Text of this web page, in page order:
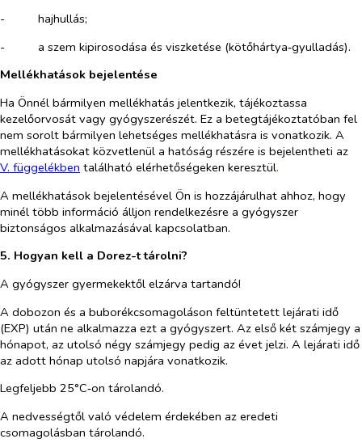
-​
hajhullás;
-​
a szem kipirosodása és viszketése (kötőhártya‑gyulladás).
Mellékhatások bejelentése
Ha Önnél bármilyen mellékhatás jelentkezik, tájékoztassa
kezelőorvosát vagy gyógyszerészét. Ez a betegtájékoztatóban fel
nem sorolt bármilyen lehetséges mellékhatásra is vonatkozik. A
mellékhatásokat közvetlenül a hatóság részére is bejelentheti az
V. függelékben található elérhetőségeken keresztül.
A mellékhatások bejelentésével Ön is hozzájárulhat ahhoz, hogy
minél több információ álljon rendelkezésre a gyógyszer
biztonságos alkalmazásával kapcsolatban.
5. Hogyan kell a Dorez-t tárolni?
A gyógyszer gyermekektől elzárva tartandó!
A dobozon és a buborékcsomagoláson feltüntetett lejárati idő
(EXP) után ne alkalmazza ezt a gyógyszert. Az első két számjegy a
hónapot, az utolsó négy számjegy pedig az évet jelzi. A lejárati idő
az adott hónap utolsó napjára vonatkozik.
Legfeljebb 25°C‑on tárolandó.
A nedvességtől való védelem érdekében az eredeti
csomagolásban tárolandó.